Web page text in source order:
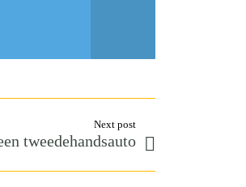
Next post
tweedehandsauto